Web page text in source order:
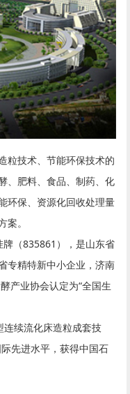
粒技术、节能环保技术的
、肥料、食品、制药、化
环保、资源化回收处理量
。
（835861），是山东省
专精特新中小企业，济南
产业协会认定为“全国生
连续流化床造粒成套技
先进水平，获得中国石